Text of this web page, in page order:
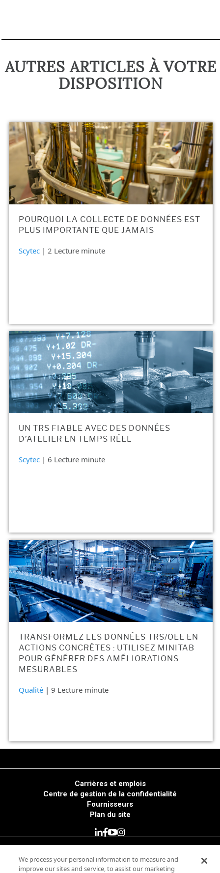
AUTRES ARTICLES À VOTRE
DISPOSITION
POURQUOI LA COLLECTE DE DONNÉES EST
PLUS IMPORTANTE QUE JAMAIS
Scytec | 2 Lecture minute
UN TRS FIABLE AVEC DES DONNÉES
D’ATELIER EN TEMPS RÉEL
Scytec | 6 Lecture minute
TRANSFORMEZ LES DONNÉES TRS/OEE EN
ACTIONS CONCRÈTES : UTILISEZ MINITAB
POUR GÉNÉRER DES AMÉLIORATIONS
MESURABLES
Qualité | 9 Lecture minute
Carrières et emplois
Centre de gestion de la confidentialité
Fournisseurs
Plan du site
© 2025 Minitab, LLC. All Rights Reserved.
We process your personal information to measure and
improve our sites and service, to assist our marketing